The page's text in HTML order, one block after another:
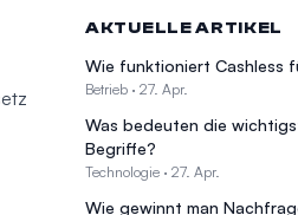
AKTUELLE ARTIKEL
Wie funktioniert Cashless
Betrieb · 27. Apr.
Was bedeuten die
Begriffe?
Technologie · 27. Apr.
Wie gewinnt man